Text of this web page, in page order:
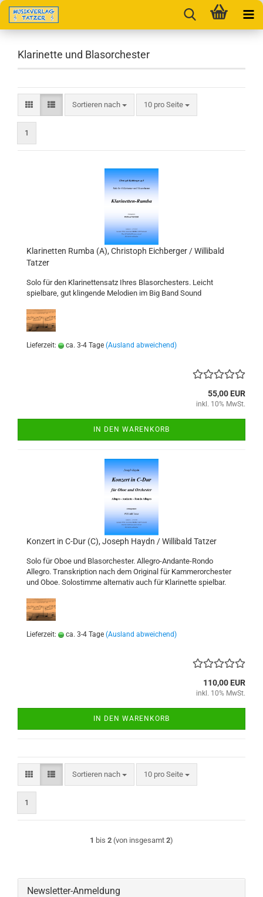
Klarinette und Blasorchester
Sortieren nach
Sortieren nach 10 pro Seite
pro Seite
1
Klarinetten Rumba (A), Christoph Eichberger / Willibald
Tatzer
Solo für den Klarinettensatz Ihres Blasorchesters. Leicht
spielbare, gut klingende Melodien im Big Band Sound
Lieferzeit: ca. 3-4 Tage (Ausland abweichend)
55,00 EUR
inkl. 10% MwSt.
IN DEN WARENKORB
Konzert in C-Dur (C), Joseph Haydn / Willibald Tatzer
Solo für Oboe und Blasorchester. Allegro-Andante-Rondo
Allegro. Transkription nach dem Original für Kammerorchester
und Oboe. Solostimme alternativ auch für Klarinette spielbar.
Lieferzeit: ca. 3-4 Tage (Ausland abweichend)
110,00 EUR
inkl. 10% MwSt.
IN DEN WARENKORB
Sortieren nach
Sortieren nach 10 pro Seite
pro Seite
1
1 bis 2 (von insgesamt 2)
Newsletter-Anmeldung